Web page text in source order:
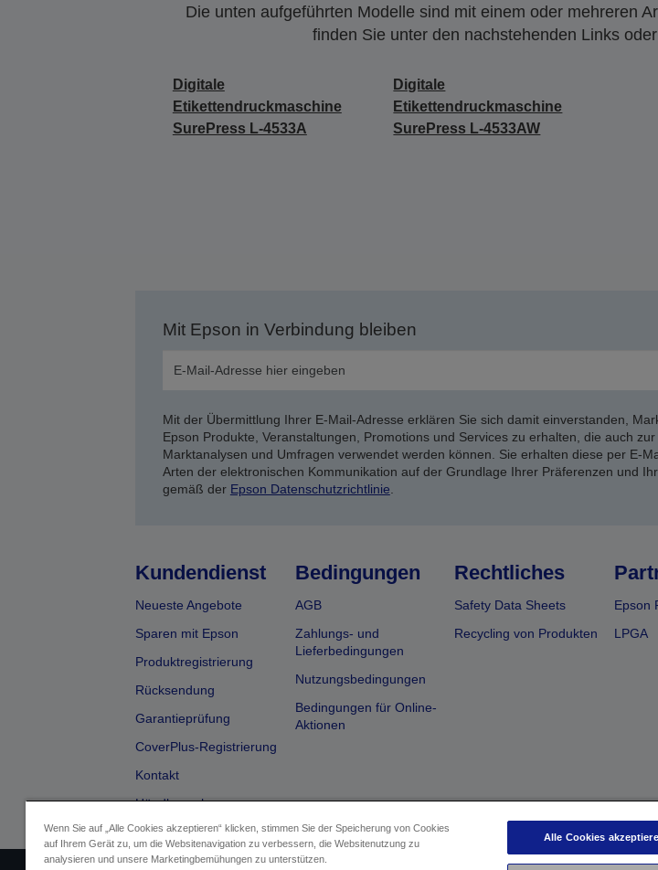
Die unten aufgeführten Modelle sind mit einem oder mehreren
finden Sie unter den nachstehenden Links
Digitale
Etikettendruckmaschine
SurePress L-4533A
Digitale
Etikettendruckmaschine
SurePress L-4533AW
Mit Epson in Verbindung bleiben
Mit der Übermittlung Ihrer E-Mail-Adresse erklären Sie sich damit einverstanden,
Epson Produkte, Veranstaltungen, Promotions und Services zu erhalten, die auch
Marktanalysen und Umfragen verwendet werden können. Sie erhalten diese per E-
Arten der elektronischen Kommunikation auf der Grundlage Ihrer Präferenzen und
gemäß der Epson Datenschutzrichtlinie
Kundendienst
Neueste Angebote
Sparen mit Epson
Produktregistrierung
Rücksendung
Garantieprüfung
CoverPlus-Registrierung
Kontakt
Händlersuche
Bedingungen
AGB
Zahlungs- und
Lieferbedingungen
Nutzungsbedingungen
Bedingungen für Online-
Aktionen
Rechtliches
Safety Data Sheets
Recycling von Produkten
Epson
LPGA
Wenn Sie auf „Alle Cookies akzeptieren“ klicken, stimmen Sie der Speicherung von Cookies
auf Ihrem Gerät zu, um die Websitenavigation zu verbessern, die Websitenutzung zu
analysieren und unsere Marketingbemühungen zu unterstützen.
Alle Cookies